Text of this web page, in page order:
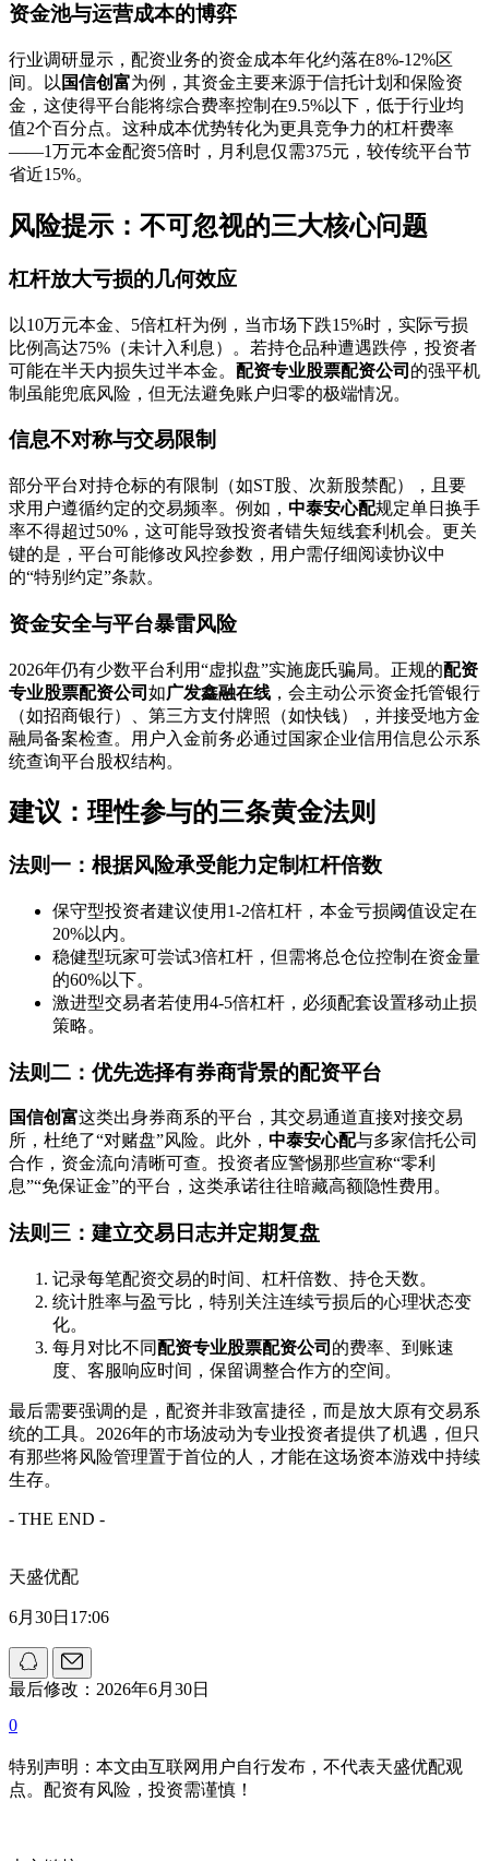
资金池与运营成本的博弈
行业调研显示，配资业务的资金成本年化约落在8%-12%区
间。以 国信创富为例，其资金主要来源于信托计划和保险资
金，这使得平台能将综合费率控制在9.5%以下，低于行业均
值2个百分点。这种成本优势转化为更具竞争力的杠杆费率
——1万元本金配资5倍时，月利息仅需375元，较传统平台节
省近15%。
风险提示：不可忽视的三大核心问题
杠杆放大亏损的几何效应
以10万元本金、5倍杠杆为例，当市场下跌15%时，实际亏损
比例高达75%（未计入利息）。若持仓品种遭遇跌停，投资者
可能在半天内损失过半本金。 配资专业股票配资公司 的强平机
制虽能兜底风险，但无法避免账户归零的极端情况。
信息不对称与交易限制
部分平台对持仓标的有限制（如ST股、次新股禁配），且要
求用户遵循约定的交易频率。例如， 中泰安心配规定单日换手
率不得超过50%，这可能导致投资者错失短线套利机会。更关
键的是，平台可能修改风控参数，用户需仔细阅读协议中
的“特别约定”条款。
资金安全与平台暴雷风险
2026年仍有少数平台利用“虚拟盘”实施庞氏骗局。正规的配资
专业股票配资公司 如广发鑫融在线 ，会主动公示资金托管银行
（如招商银行）、第三方支付牌照（如快钱），并接受地方金
融局备案检查。用户入金前务必通过国家企业信用信息公示系
统查询平台股权结构。
建议：理性参与的三条黄金法则
法则一：根据风险承受能力定制杠杆倍数
保守型投资者建议使用1-2倍杠杆，本金亏损阈值设定在
20%以内。
稳健型玩家可尝试3倍杠杆，但需将总仓位控制在资金量
的60%以下。
激进型交易者若使用4-5倍杠杆，必须配套设置移动止损
策略。
法则二：优先选择有券商背景的配资平台
国信创富这类出身券商系的平台，其交易通道直接对接交易
所，杜绝了“对赌盘”风险。此外， 中泰安心配与多家信托公司
合作，资金流向清晰可查。投资者应警惕那些宣称“零利
息”“免保证金”的平台，这类承诺往往暗藏高额隐性费用。
法则三：建立交易日志并定期复盘
记录每笔配资交易的时间、杠杆倍数、持仓天数。
统计胜率与盈亏比，特别关注连续亏损后的心理状态变
化。
每月对比不同配资专业股票配资公司 的费率、到账速
度、客服响应时间，保留调整合作方的空间。
最后需要强调的是，配资并非致富捷径，而是放大原有交易系
统的工具。2026年的市场波动为专业投资者提供了机遇，但只
有那些将风险管理置于首位的人，才能在这场资本游戏中持续
生存。
- THE END -
天盛优配
6月30日17:06
最后修改：2026年6月30日
0
特别声明：本文由互联网用户自行发布，不代表天盛优配观
点。配资有风险，投资需谨慎！